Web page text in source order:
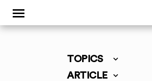
TOPICS
ARTICLE